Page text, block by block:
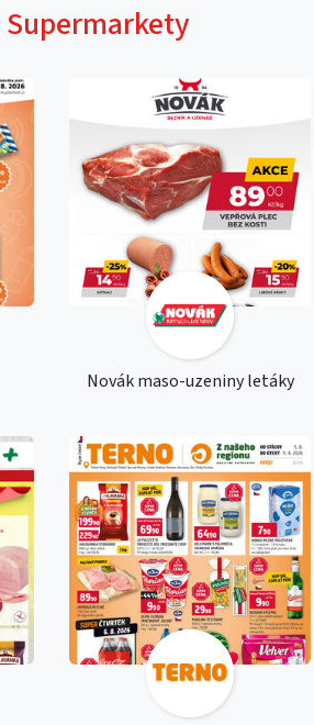
Supermarkety
Novák maso-uzeniny letáky